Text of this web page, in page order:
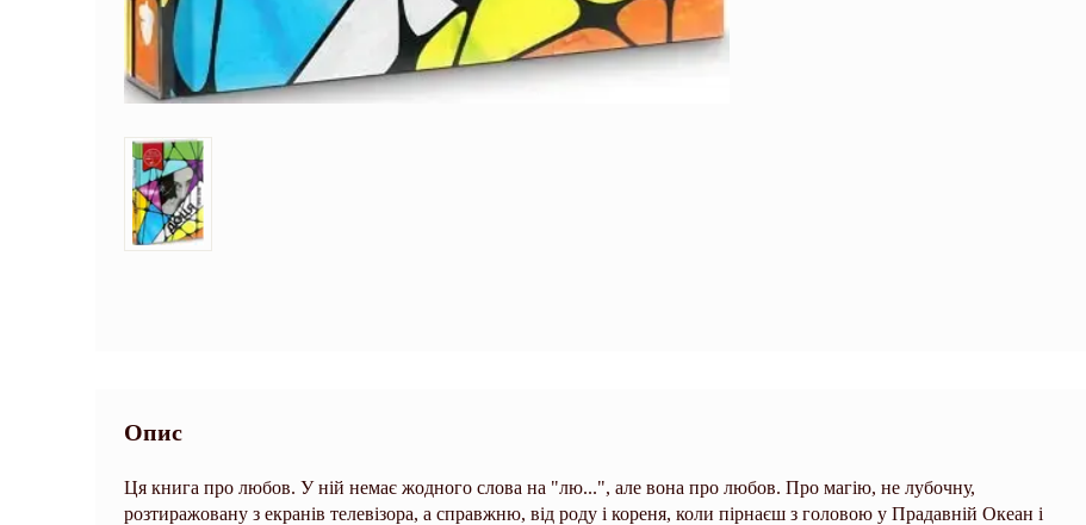
Опис
Ця книга про любов. У ній немає жодного слова на "лю...", але вона про любов. Про магію, не лубочну,
розтиражовану з екранів телевізора, а справжню, від роду і кореня, коли пірнаєш з головою у Прадавній Океан і